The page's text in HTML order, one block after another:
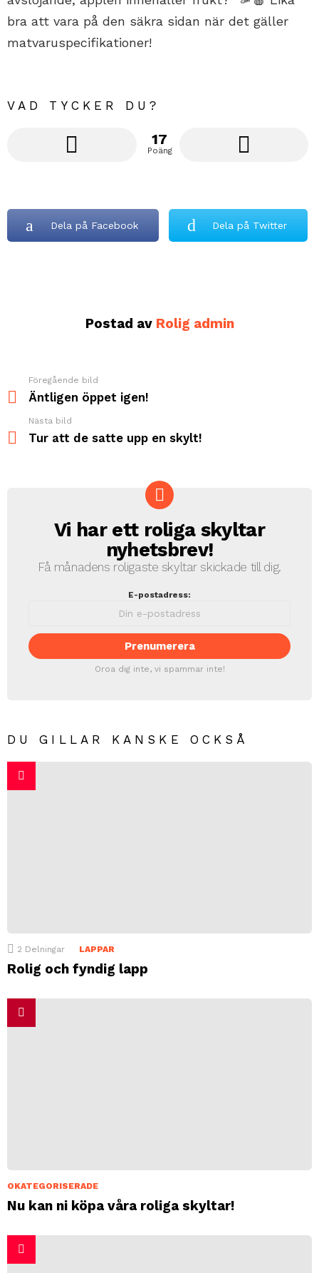
bra att vara på den säkra sidan när det gäller
matvaruspecifikationer!
VAD TYCKER DU?
17
Poäng
Dela på Facebook Dela på Twitter
Postad av Rolig admin
more
Föregående bild
Äntligen öppet igen!
Nästa bild
Tur att de satte upp en skylt!
NEWSLETTER
Vi har ett roliga skyltar
nyhetsbrev!
Få månadens roligaste skyltar skickade till dig.
E-postadress:
Oroa dig inte, vi spammar inte!
DU GILLAR KANSKE OCKSÅ
2 Delningar LAPPAR
Rolig och fyndig lapp
OKATEGORISERADE
Nu kan ni köpa våra roliga skyltar!